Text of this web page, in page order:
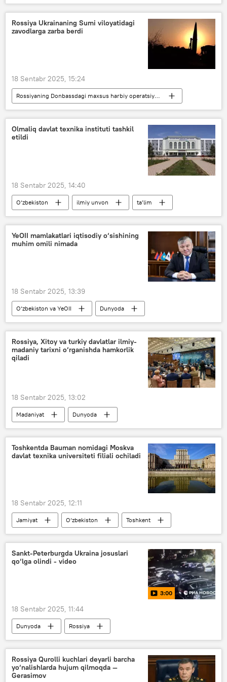
Bishkek uchrashuv
Rossiya Ukrainaning Sumi viloyatidagi
zavodlarga zarba berdi
18 Sentabr 2025, 15:24
Rossiyaning Donbassdagi maxsus harbiy operatsiyasi
Rossiya
Ukraina
Donesk xalq respublikasi (DXR)
Lugansk xalq respublikasi (LXR)
Olmaliq davlat texnika instituti tashkil
etildi
18 Sentabr 2025, 14:40
O‘zbekiston ilmiy unvon
ta’lim
oliy ta’lim muassasalari
YeOII mamlakatlari iqtisodiy o‘sishining
muhim omili nimada
18 Sentabr 2025, 13:39
O‘zbekiston va YeOII
Dunyoda
Iqtisod
YeOII
YeIK
transport
islohotlar
Rossiya, Xitoy va turkiy davlatlar ilmiy-
madaniy tarixni o‘rganishda hamkorlik
qiladi
18 Sentabr 2025, 13:02
Madaniyat
Dunyoda
turkiy tilli millatlar
anjuman
Oltoy o‘lkasi
ilm-fan
Toshkentda Bauman nomidagi Moskva
davlat texnika universiteti filiali ochiladi
18 Sentabr 2025, 12:11
Jamiyat O‘zbekiston
Toshkent
oliy ta’lim muassasalari
hamkorlik
Sankt-Peterburgda Ukraina josuslari
qo‘lga olindi - video
3:00
18 Sentabr 2025, 11:44
Dunyoda
Rossiya
Sankt-Peterburg
FXX
Ukraina
terrorchilar
jinoyat terakt
Rossiya Qurolli kuchlari deyarli barcha
yo‘nalishlarda hujum qilmoqda —
Gerasimov